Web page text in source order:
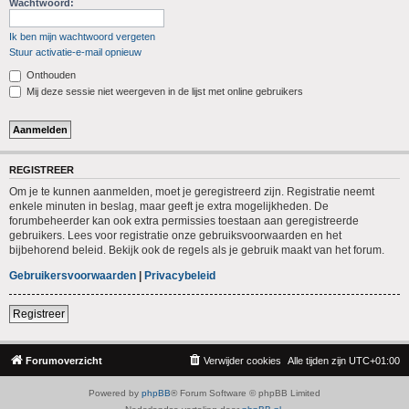
Wachtwoord:
Ik ben mijn wachtwoord vergeten
Stuur activatie-e-mail opnieuw
Onthouden
Mij deze sessie niet weergeven in de lijst met online gebruikers
REGISTREER
Om je te kunnen aanmelden, moet je geregistreerd zijn. Registratie neemt
enkele minuten in beslag, maar geeft je extra mogelijkheden. De
forumbeheerder kan ook extra permissies toestaan aan geregistreerde
gebruikers. Lees voor registratie onze gebruiksvoorwaarden en het
bijbehorend beleid. Bekijk ook de regels als je gebruik maakt van het forum.
Gebruikersvoorwaarden | Privacybeleid
Registreer
Forumoverzicht Alle tijden zijn UTC+01:00
Verwijder cookies
Powered by phpBB® Forum Software © phpBB Limited